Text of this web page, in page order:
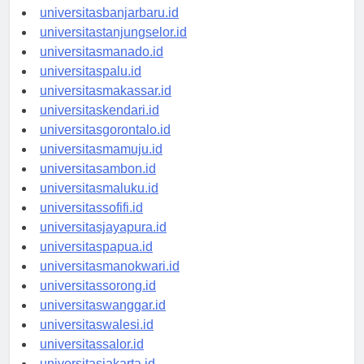
universitaspalangkaraya.id
universitasbanjarbaru.id
universitastanjungselor.id
universitasmanado.id
universitaspalu.id
universitasmakassar.id
universitaskendari.id
universitasgorontalo.id
universitasmamuju.id
universitasambon.id
universitasmaluku.id
universitassofifi.id
universitasjayapura.id
universitaspapua.id
universitasmanokwari.id
universitassorong.id
universitaswanggar.id
universitaswalesi.id
universitassalor.id